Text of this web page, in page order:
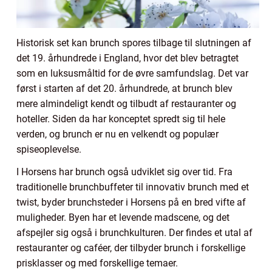
Historisk set kan brunch spores tilbage til slutningen af
det 19. århundrede i England, hvor det blev betragtet
som en luksusmåltid for de øvre samfundslag. Det var
først i starten af det 20. århundrede, at brunch blev
mere almindeligt kendt og tilbudt af restauranter og
hoteller. Siden da har konceptet spredt sig til hele
verden, og brunch er nu en velkendt og populær
spiseoplevelse.
I Horsens har brunch også udviklet sig over tid. Fra
traditionelle brunchbuffeter til innovativ brunch med et
twist, byder brunchsteder i Horsens på en bred vifte af
muligheder. Byen har et levende madscene, og det
afspejler sig også i brunchkulturen. Der findes et utal af
restauranter og caféer, der tilbyder brunch i forskellige
prisklasser og med forskellige temaer.